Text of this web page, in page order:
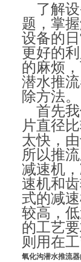
了解设
题，掌
设备的
更好的
的麻烦
潜水推
除方法。
首先我
片直径
太快，
所以推
减速机
速机和
式的减
较高，
的工艺
则用在
氧化沟潜水推流